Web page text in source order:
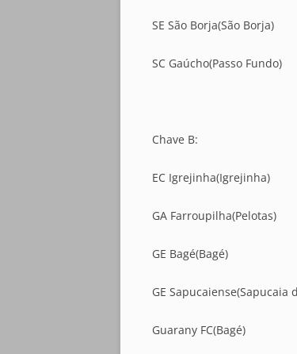
SE São Borja(São Borja)
SC Gaúcho(Passo Fundo)
Chave B:
EC Igrejinha(Igrejinha)
GA Farroupilha(Pelotas)
GE Bagé(Bagé)
GE Sapucaiense(Sapucaia
Guarany FC(Bagé)